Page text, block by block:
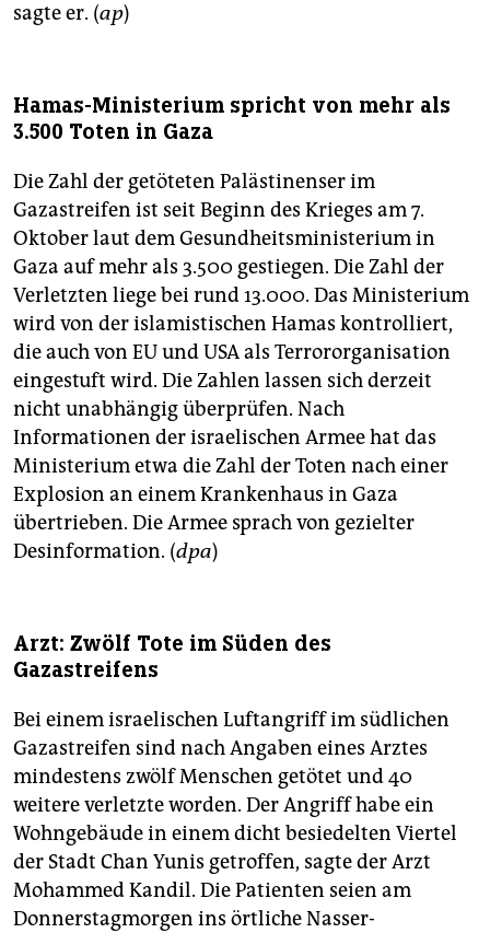
sagte er. (ap)
Hamas-Ministerium spricht von mehr als
3.500 Toten in Gaza
Die Zahl der getöteten Palästinenser im
Gazastreifen ist seit Beginn des Krieges am 7.
Oktober laut dem Gesundheitsministerium in
Gaza auf mehr als 3.500 gestiegen. Die Zahl der
Verletzten liege bei rund 13.000. Das Ministerium
wird von der islamistischen Hamas kontrolliert,
die auch von EU und USA als Terrororganisation
eingestuft wird. Die Zahlen lassen sich derzeit
nicht unabhängig überprüfen. Nach
Informationen der israelischen Armee hat das
Ministerium etwa die Zahl der Toten nach einer
Explosion an einem Krankenhaus in Gaza
übertrieben. Die Armee sprach von gezielter
Desinformation. (dpa)
Arzt: Zwölf Tote im Süden des
Gazastreifens
Bei einem israelischen Luftangriff im südlichen
Gazastreifen sind nach Angaben eines Arztes
mindestens zwölf Menschen getötet und 40
weitere verletzte worden. Der Angriff habe ein
Wohngebäude in einem dicht besiedelten Viertel
der Stadt Chan Yunis getroffen, sagte der Arzt
Mohammed Kandil. Die Patienten seien am
Donnerstagmorgen ins örtliche Nasser-